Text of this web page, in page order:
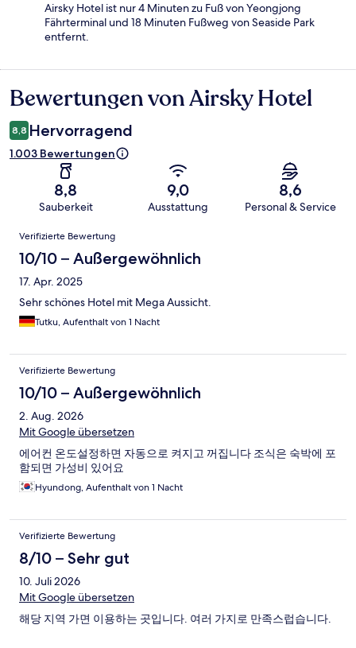
Airsky Hotel ist nur 4 Minuten zu Fuß von Yeongjong
Fährterminal und 18 Minuten Fußweg von Seaside Park
entfernt.
Bewertungen
Bewertungen von Airsky Hotel
8,8 Hervorragend
1.003 Bewertungen
8,8
Sauberkeit
9,0
Ausstattung
8,6
Personal & Service
Bewertungen
Verifizierte Bewertung
10/10 – Außergewöhnlich
17. Apr. 2025
Sehr schönes Hotel mit Mega Aussicht.
Tutku, Aufenthalt von 1 Nacht
Verifizierte Bewertung
10/10 – Außergewöhnlich
2. Aug. 2026
Mit Google übersetzen
에어컨 온도설정하면 자동으로 켜지고 꺼집니다 조식은 숙박에 포
함되면 가성비 있어요
Hyundong, Aufenthalt von 1 Nacht
Verifizierte Bewertung
8/10 – Sehr gut
10. Juli 2026
Mit Google übersetzen
해당 지역 가면 이용하는 곳입니다. 여러 가지로 만족스럽습니다.